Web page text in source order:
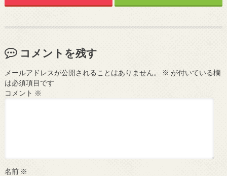
コメントを残す
メールアドレスが公開されることはありません。 ※ が付いている欄
は必須項目です
コメント ※
名前 ※